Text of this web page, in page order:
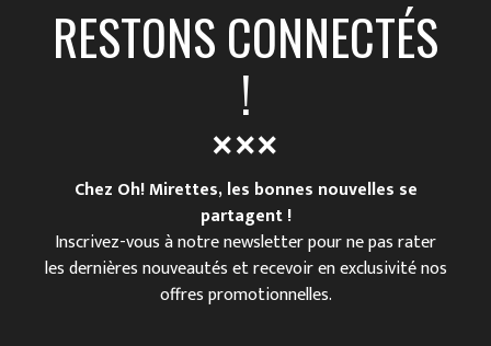
RESTONS CONNECTÉS
!
Chez Oh! Mirettes, les bonnes nouvelles se
partagent !
Inscrivez-vous à notre newsletter pour ne pas rater
les dernières nouveautés et recevoir en exclusivité nos
offres promotionnelles.